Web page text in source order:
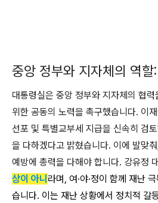
중앙 정부와 지자체의 역할
대통령실은 중앙 정부와 지자체의 협
위한 공동의 노력을 촉구했습니다. 이
선포 및 특별교부세 지급을 신속히 검
을 다하겠다고 밝혔습니다. 이에 발맞
예방에 총력을 다해야 합니다. 강유정
상이 아니 라며, 여·야·정이 함께 재난
습니다. 이는 재난 상황에서 정치적 갈